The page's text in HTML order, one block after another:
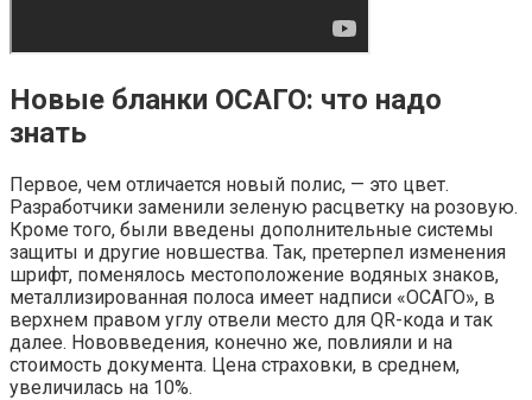
Новые бланки ОСАГО: что надо
знать
Первое, чем отличается новый полис, — это цвет.
Разработчики заменили зеленую расцветку на розовую.
Кроме того, были введены дополнительные системы
защиты и другие новшества. Так, претерпел изменения
шрифт, поменялось местоположение водяных знаков,
металлизированная полоса имеет надписи «ОСАГО», в
верхнем правом углу отвели место для QR-кода и так
далее. Нововведения, конечно же, повлияли и на
стоимость документа. Цена страховки, в среднем,
увеличилась на 10%.